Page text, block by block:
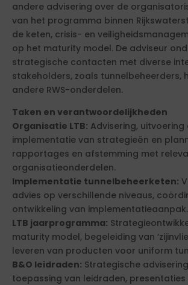
andere advisering over de
van het programma binnen
de keten, crisis- en
op het maturity model. De adviseur
strategische contacten met diverse
stakeholders, zoals tunnelbeheerders,
andere RWS-onderdelen.
Taken en verantwoordelijkheden
Organisatie LTB: Advisering, uitvoering
implementatie van strategieën en
rapportages en afstemming met
organisatieonderdelen.
Implementatie tunnelbeheerketen:
advies op verschillende niveaus,
ontwikkeling van implementatieaanpak.
LTB jaarprogramma:
maturity model, begeleiding van
leveren van producten voor uniform
B&O leidraden: Strategische
toepassing van leidraden,